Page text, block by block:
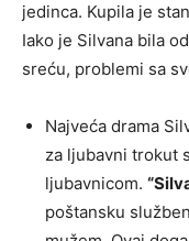
jedinca. Kupila je
Iako je Silvana bila
sreću, problemi sa
Najveća drama
za ljubavni trokut
ljubavnicom.
poštansku